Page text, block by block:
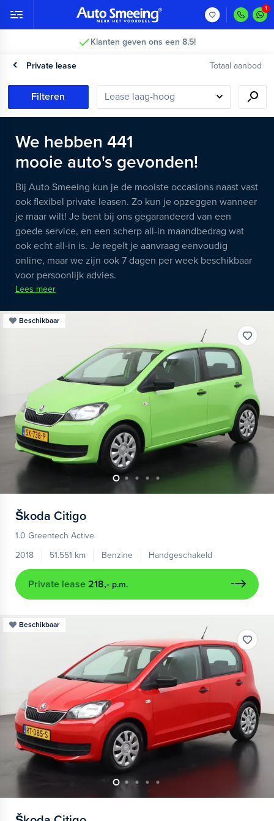
2 jaar garantie >
Private lease Totaal aanbod
Filteren
We hebben 441
mooie auto's gevonden!
Bij Auto Smeeing kun je de mooiste occasions naast vast
ook flexibel private leasen. Zo kun je opzeggen wanneer
je maar wilt! Je bent bij ons gegarandeerd van een
goede service, en een scherp all-in maandbedrag wat
ook echt all-in is. Je regelt je aanvraag eenvoudig
online, maar we zijn ook 7 dagen per week beschikbaar
voor persoonlijk advies.
Lees meer
Beschikbaar
Škoda Citigo
1.0 Greentech Active
2018
51.551 km Benzine Handgeschakeld
Private lease 218,- p.m.
Beschikbaar